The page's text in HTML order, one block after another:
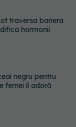
negru pentru
femei îl adoră
de peste 60 de
într-un loc